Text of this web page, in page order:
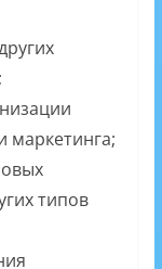
маркетинга;
типов